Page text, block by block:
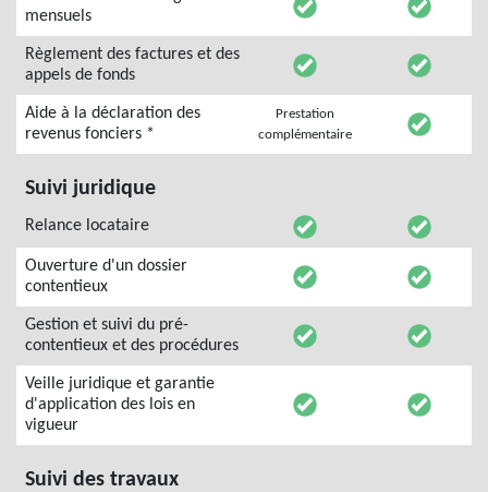
mensuels
Règlement des factures et des
appels de fonds
Aide à la déclaration des
revenus fonciers *
Prestation
complémentaire
Suivi juridique
Relance locataire
Ouverture d'un dossier
contentieux
Gestion et suivi du pré-
contentieux et des procédures
Veille juridique et garantie
d'application des lois en
vigueur
Suivi des travaux